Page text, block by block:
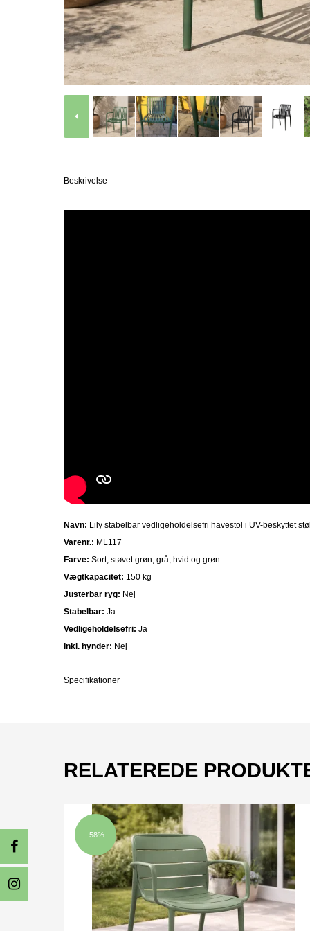
Beskrivelse
Navn: Lily stabelbar vedligeholdelsefri havestol i UV-beskyttet
Varenr.: ML117
Farve: Sort, støvet grøn, grå, hvid og grøn.
Vægtkapacitet: 150 kg
Justerbar ryg: Nej
Stabelbar: Ja
Vedligeholdelsefri: Ja
Inkl. hynder: Nej
Specifikationer
RELATEREDE
-58%